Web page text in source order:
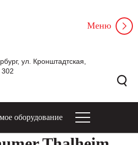
ул. Кронштадтская,
Меню
оборудование